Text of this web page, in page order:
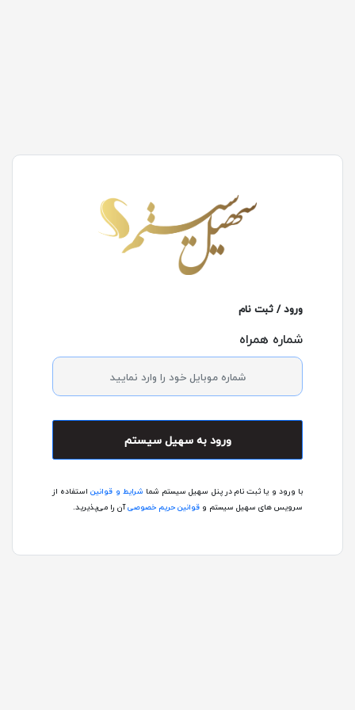
ورود / ثبت نام
شماره همراه
ورود به سهیل سیستم
با ورود و یا ثبت نام در پنل سهیل سیستم شما شرایط و قوانین استفاده از
سرویس های سهیل سیستم و قوانین حریم خصوصیآن را می‌پذیرید.